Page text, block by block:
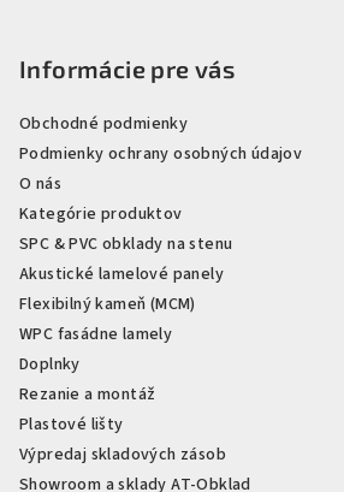
Informácie pre vás
Obchodné podmienky
Podmienky ochrany osobných údajov
O nás
Kategórie produktov
SPC & PVC obklady na stenu
Akustické lamelové panely
Flexibilný kameň (MCM)
WPC fasádne lamely
Doplnky
Rezanie a montáž
Plastové lišty
Výpredaj skladových zásob
Showroom a sklady AT-Obklad